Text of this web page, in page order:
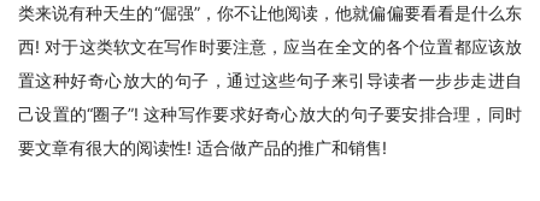
类来说有种天生的“倔强”，你不让他阅读，他就偏偏要看看是什么东
西! 对于这类软文在写作时要注意，应当在全文的各个位置都应该放
置这种好奇心放大的句子，通过这些句子来引导读者一步步走进自
己设置的“圈子”! 这种写作要求好奇心放大的句子要安排合理，同时
要文章有很大的阅读性! 适合做产品的推广和销售!